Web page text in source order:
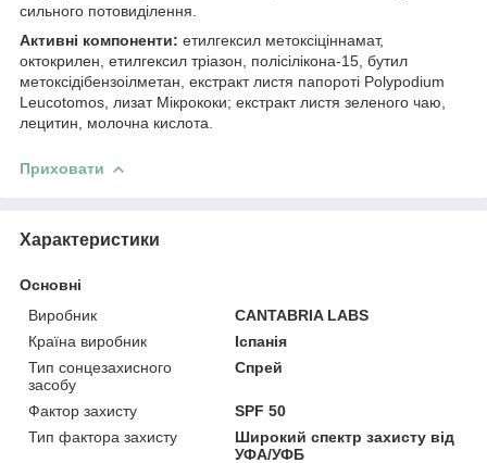
сильного потовиділення.
Активні компоненти: етилгексил метоксіціннамат,
октокрилен, етилгексил тріазон, полісілікона-15, бутил
метоксідібензоілметан, екстракт листя папороті Polypodium
Leucotomos, лизат Мікрококи; екстракт листя зеленого чаю,
лецитин, молочна кислота.
Приховати
Характеристики
Основні
Виробник
CANTABRIA LABS
Країна виробник
Іспанія
Тип сонцезахисного
засобу
Спрей
Фактор захисту
SPF 50
Тип фактора захисту
Широкий спектр захисту від
УФА/УФБ